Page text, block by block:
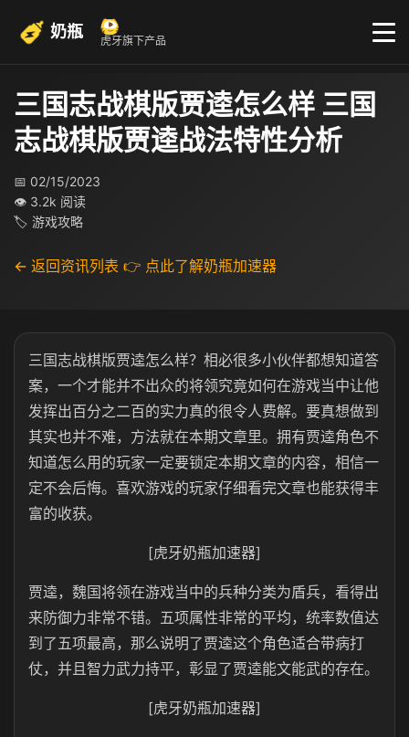
奶瓶 虎牙旗下产品
三国志战棋版贾逵怎么样 三国
志战棋版贾逵战法特性分析
📅 02/15/2023
👁 3.2k 阅读
🏷 游戏攻略
← 返回资讯列表 👉 点此了解奶瓶加速器
三国志战棋版贾逵怎么样？相必很多小伙伴都想知道答
案，一个才能并不出众的将领究竟如何在游戏当中让他
发挥出百分之二百的实力真的很令人费解。要真想做到
其实也并不难，方法就在本期文章里。拥有贾逵角色不
知道怎么用的玩家一定要锁定本期文章的内容，相信一
定不会后悔。喜欢游戏的玩家仔细看完文章也能获得丰
富的收获。
[虎牙奶瓶加速器]
贾逵，魏国将领在游戏当中的兵种分类为盾兵，看得出
来防御力非常不错。五项属性非常的平均，统率数值达
到了五项最高，那么说明了贾逵这个角色适合带病打
仗，并且智力武力持平，彰显了贾逵能文能武的存在。
[虎牙奶瓶加速器]